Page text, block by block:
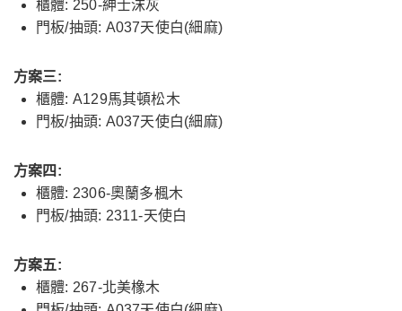
櫃體: 250-紳士沫灰
門板/抽頭: A037天使白(細麻)
方案三:
櫃體: A129馬其頓松木
門板/抽頭: A037天使白(細麻)
方案四:
櫃體: 2306-奧蘭多楓木
門板/抽頭: 2311-天使白
方案五:
櫃體: 267-北美橡木